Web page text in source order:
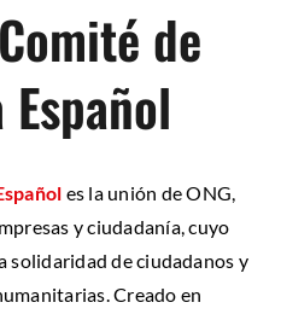
de
es la unión de ONG,
y ciudadanía, cuyo
solidaridad de ciudadanos y
Creado en